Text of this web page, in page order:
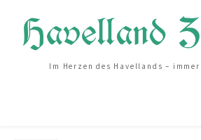
Im Herzen des Havellands –